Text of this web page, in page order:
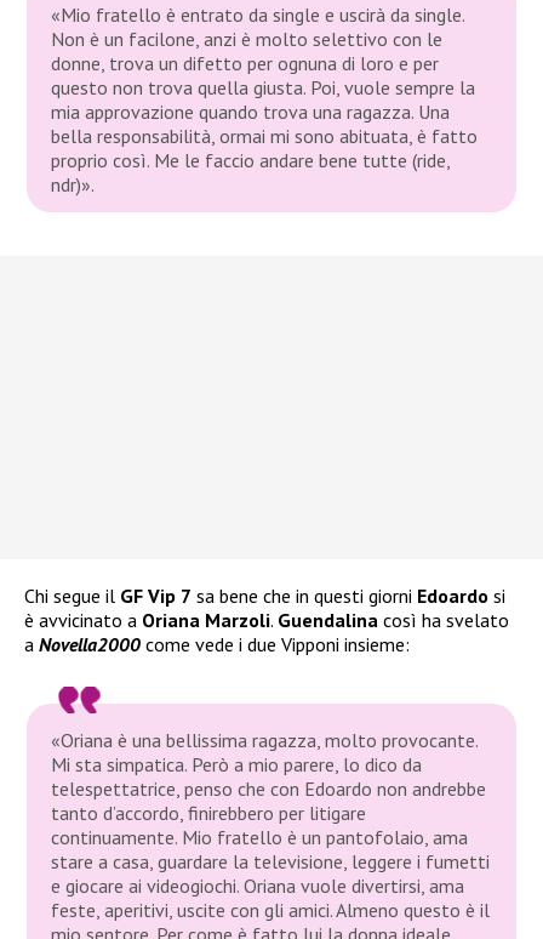
«Mio fratello è entrato da single e uscirà da single.
Non è un facilone, anzi è molto selettivo con le
donne, trova un difetto per ognuna di loro e per
questo non trova quella giusta. Poi, vuole sempre la
mia approvazione quando trova una ragazza. Una
bella responsabilità, ormai mi sono abituata, è fatto
proprio così. Me le faccio andare bene tutte (ride,
ndr)».
Chi segue il GF Vip 7 sa bene che in questi giorni Edoardo si
è avvicinato a Oriana Marzoli. Guendalina così ha svelato
a Novella2000 come vede i due Vipponi insieme:
«Oriana è una bellissima ragazza, molto provocante.
Mi sta simpatica. Però a mio parere, lo dico da
telespettatrice, penso che con Edoardo non andrebbe
tanto d’accordo, finirebbero per litigare
continuamente. Mio fratello è un pantofolaio, ama
stare a casa, guardare la televisione, leggere i fumetti
e giocare ai videogiochi. Oriana vuole divertirsi, ama
feste, aperitivi, uscite con gli amici. Almeno questo è il